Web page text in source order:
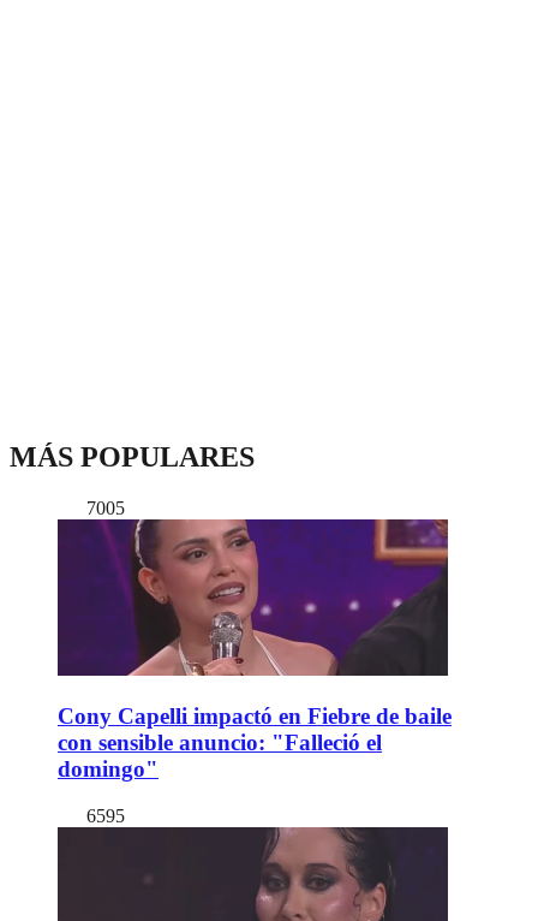
MÁS POPULARES
7005
Cony Capelli impactó en Fiebre de baile
con sensible anuncio: "Falleció el
domingo"
6595